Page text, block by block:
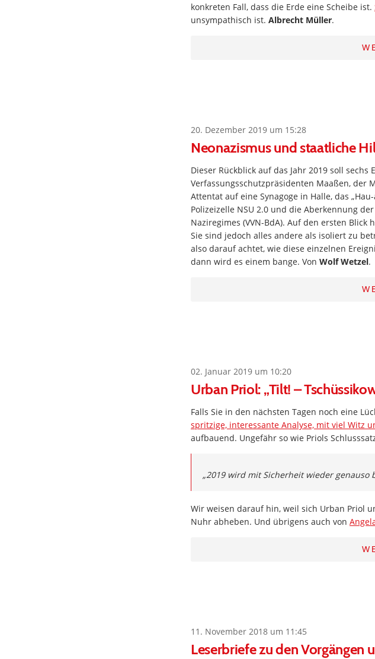
konkreten Fall, dass die Erde eine Scheibe ist.
unsympathisch ist. Albrecht Müller.
20. Dezember 2019 um 15:28
Neonazismus und staatliche
Dieser Rückblick auf das Jahr 2019 soll
Verfassungsschutzpräsidenten Maaßen, der
Attentat auf eine Synagoge in Halle, das
Polizeizelle NSU 2.0 und die Aberkennung
Naziregimes (VVN-BdA). Auf den ersten
Sie sind jedoch alles andere als isoliert zu
also darauf achtet, wie diese einzelnen
dann wird es einem bange. Von Wolf Wetzel.
02. Januar 2019 um 10:20
Urban Priol: „Tilt! –
Falls Sie in den nächsten Tagen noch eine
spritzige, interessante Analyse, mit viel Witz
aufbauend. Ungefähr so wie Priols
„2019 wird mit Sicherheit wieder genauso
Wir weisen darauf hin, weil sich Urban Priol
Nuhr abheben. Und übrigens auch von
11. November 2018 um 11:45
Leserbriefe zu den Vorgängen